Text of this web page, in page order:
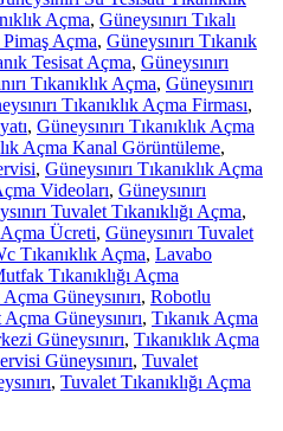
Açma, Güneysınırı Tıkalı
Pimaş Açma, Güneysınırı Tıkanık
Tesisat Açma, Güneysınırı
Tıkanıklık Açma, Güneysınırı
Tıkanıklık Açma Firması,
, Güneysınırı Tıkanıklık Açma
Açma Kanal Görüntüleme,
, Güneysınırı Tıkanıklık Açma
Videoları, Güneysınırı
Tuvalet Tıkanıklığı Açma,
Açma Ücreti, Güneysınırı Tuvalet
Tıkanıklık Açma, Lavabo
Tıkanıklığı Açma
Güneysınırı, Robotlu
Güneysınırı, Tıkanık Açma
Güneysınırı, Tıkanıklık Açma
Güneysınırı, Tuvalet
, Tuvalet Tıkanıklığı Açma